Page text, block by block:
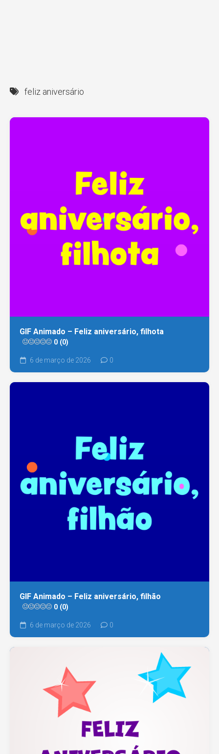
feliz aniversário
GIF Animado – Feliz aniversário, filhota
0 (0)
6 de março de 2026 0
GIF Animado – Feliz aniversário, filhão
0 (0)
6 de março de 2026 0